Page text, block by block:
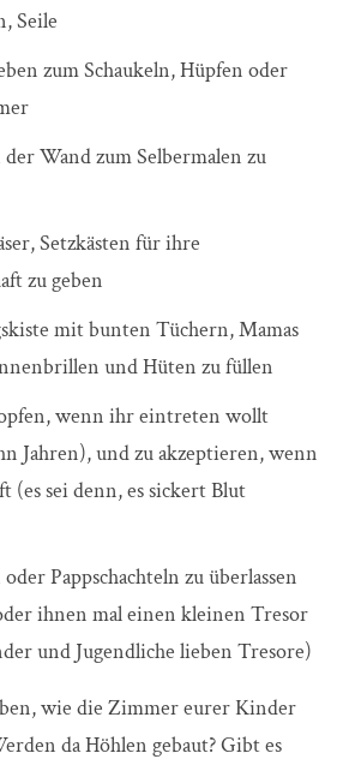
Seile
zum Schaukeln, Hüpfen oder
Wand zum Selbermalen zu
Setzkästen für ihre
zu geben
mit bunten Tüchern, Mamas
und Hüten zu füllen
wenn ihr eintreten wollt
Jahren), und zu akzeptieren, wenn
(es sei denn, es sickert Blut
Pappschachteln zu überlassen
ihnen mal einen kleinen Tresor
und Jugendliche lieben Tresore)
wie die Zimmer eurer Kinder
da Höhlen gebaut? Gibt es